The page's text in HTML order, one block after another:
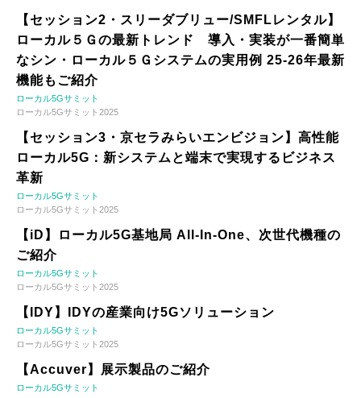
【セッション2・スリーダブリュー/SMFLレンタル】
ローカル５Ｇの最新トレンド 導入・実装が一番簡単
なシン・ローカル５Ｇシステムの実用例 25-26年最新
機能もご紹介
ローカル5Gサミット
ローカル5Gサミット2025
【セッション3・京セラみらいエンビジョン】高性能
ローカル5G：新システムと端末で実現するビジネス
革新
ローカル5Gサミット
ローカル5Gサミット2025
【iD】ローカル5G基地局 All-In-One、次世代機種の
ご紹介
ローカル5Gサミット
ローカル5Gサミット2025
【IDY】IDYの産業向け5Gソリューション
ローカル5Gサミット
ローカル5Gサミット2025
【Accuver】展示製品のご紹介
ローカル5Gサミット